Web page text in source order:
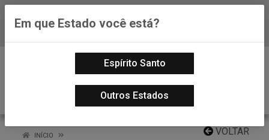
Baixe já nosso APP
VOLTAR
INÍCIO
Em que Estado você está?
Espírito Santo
Outros Estados